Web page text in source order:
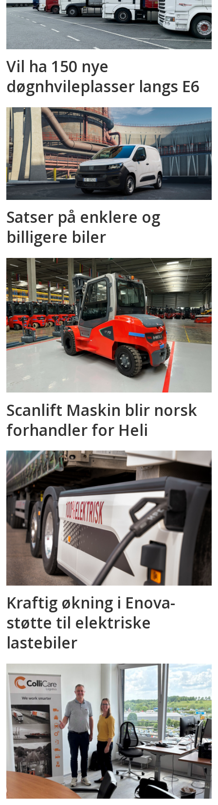
Vil ha 150 nye
døgnhvileplasser langs E6
Satser på enklere og
billigere biler
Scanlift Maskin blir norsk
forhandler for Heli
Kraftig økning i Enova-
støtte til elektriske
lastebiler